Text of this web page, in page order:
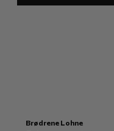
Brødrene Lohne